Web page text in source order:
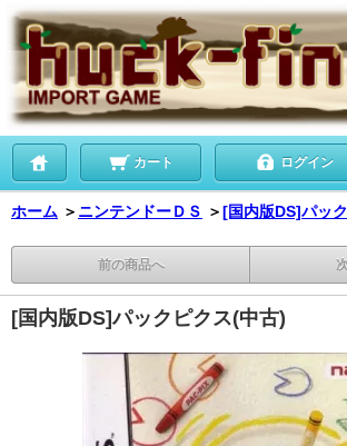
カート ログイン
ホーム ＞ ニンテンドーＤＳ ＞[国内版DS]パッ
前の商品へ
[国内版DS]パックピクス(中古)